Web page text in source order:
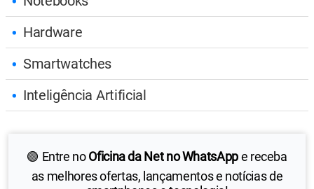
Hardware
Smartwatches
Inteligência Artificial
🟢 Entre noOficina da Net no WhatsAppe receba
as melhores ofertas, lançamentos e notícias de